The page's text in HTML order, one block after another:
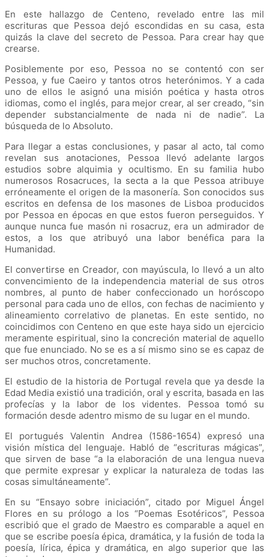
En este hallazgo de Centeno, revelado entre las mil
escrituras que Pessoa dejó escondidas en su casa, esta
quizás la clave del secreto de Pessoa. Para crear hay que
crearse.
Posiblemente por eso, Pessoa no se contentó con ser
Pessoa, y fue Caeiro y tantos otros heterónimos. Y a cada
uno de ellos le asignó una misión poética y hasta otros
idiomas, como el inglés, para mejor crear, al ser creado, “sin
depender substancialmente de nada ni de nadie”. La
búsqueda de lo Absoluto.
Para llegar a estas conclusiones, y pasar al acto, tal como
revelan sus anotaciones, Pessoa llevó adelante largos
estudios sobre alquimia y ocultismo. En su familia hubo
numerosos Rosacruces, la secta a la que Pessoa atribuye
erróneamente el origen de la masonería. Son conocidos sus
escritos en defensa de los masones de Lisboa producidos
por Pessoa en épocas en que estos fueron perseguidos. Y
aunque nunca fue masón ni rosacruz, era un admirador de
estos, a los que atribuyó una labor benéfica para la
Humanidad.
El convertirse en Creador, con mayúscula, lo llevó a un alto
convencimiento de la independencia material de sus otros
nombres, al punto de haber confeccionado un horóscopo
personal para cada uno de ellos, con fechas de nacimiento y
alineamiento correlativo de planetas. En este sentido, no
coincidimos con Centeno en que este haya sido un ejercicio
meramente espiritual, sino la concreción material de aquello
que fue enunciado. No se es a sí mismo sino se es capaz de
ser muchos otros, concretamente.
El estudio de la historia de Portugal revela que ya desde la
Edad Media existió una tradición, oral y escrita, basada en las
profecías y la labor de los videntes. Pessoa tomó su
formación desde adentro mismo de su lugar en el mundo.
El portugués Valentin Andrea (1586-1654) expresó una
visión mística del lenguaje. Habló de “escrituras mágicas”,
que sirven de base “a la elaboración de una lengua nueva
que permite expresar y explicar la naturaleza de todas las
cosas simultáneamente”.
En su “Ensayo sobre iniciación”, citado por Miguel Ángel
Flores en su prólogo a los “Poemas Esotéricos”, Pessoa
escribió que el grado de Maestro es comparable a aquel en
que se escribe poesía épica, dramática, y la fusión de toda la
poesía, lírica, épica y dramática, en algo superior que las